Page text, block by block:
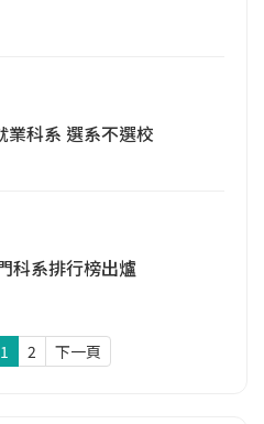
業科系 選系不選校
科系排行榜出爐
1 2 下一頁